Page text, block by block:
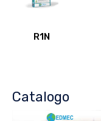
R1N
Catalogo